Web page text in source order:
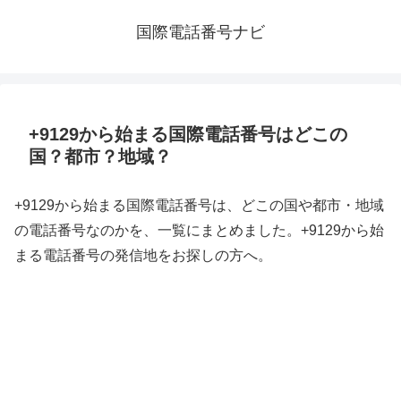
国際電話番号ナビ
+9129から始まる国際電話番号はどこの
国？都市？地域？
+9129から始まる国際電話番号は、どこの国や都市・地域
の電話番号なのかを、一覧にまとめました。+9129から始
まる電話番号の発信地をお探しの方へ。